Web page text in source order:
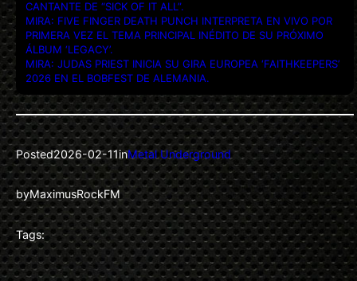
CANTANTE DE “SICK OF IT ALL”.
MIRA: FIVE FINGER DEATH PUNCH INTERPRETA EN VIVO POR
PRIMERA VEZ EL TEMA PRINCIPAL INÉDITO DE SU PRÓXIMO
ÁLBUM ‘LEGACY’.
MIRA: JUDAS PRIEST INICIA SU GIRA EUROPEA ‘FAITHKEEPERS’
2026 EN EL BOBFEST DE ALEMANIA.
Posted2026-02-11inMetal Underground
byMaximusRockFM
Tags: